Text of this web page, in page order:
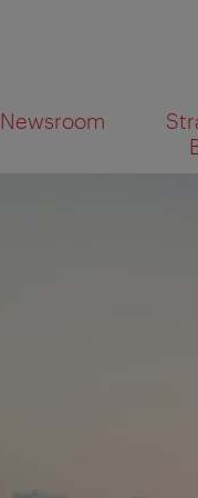
Newsroom
What